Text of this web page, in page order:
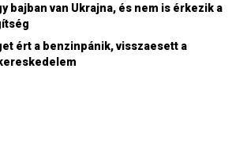
bajban van Ukrajna, és nem is érkezik a
ért a benzinpánik, visszaesett a